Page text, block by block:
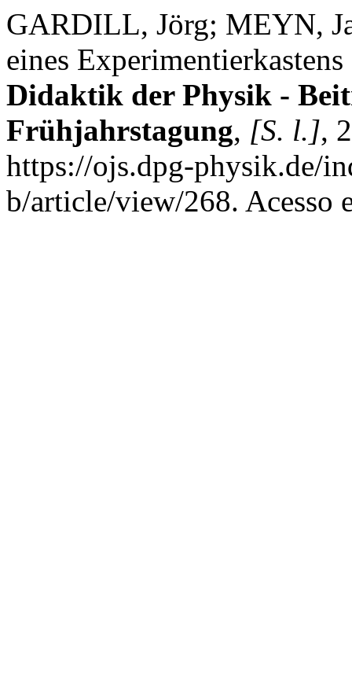
GARDILL, Jörg; MEYN,
eines
Didaktik der Physik -
Frühjahrstagung, [S. l.],
https://ojs.dpg-physik.de/
b/article/view/268. Acesso